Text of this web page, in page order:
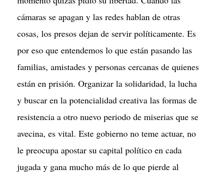
cámaras se apagan y las redes hablan de otras
cosas, los presos dejan de servir políticamente. Es
por eso que entendemos lo que están pasando las
familias, amistades y personas cercanas de quienes
están en prisión. Organizar la solidaridad, la lucha
y buscar en la potencialidad creativa las formas de
resistencia a otro nuevo periodo de miserias que se
avecina, es vital. Este gobierno no teme actuar, no
le preocupa apostar su capital político en cada
jugada y gana mucho más de lo que pierde al